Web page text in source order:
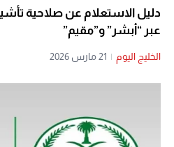
عبر “أبشر” و”مقيم”
الخليج اليوم | 21 مارس 2026